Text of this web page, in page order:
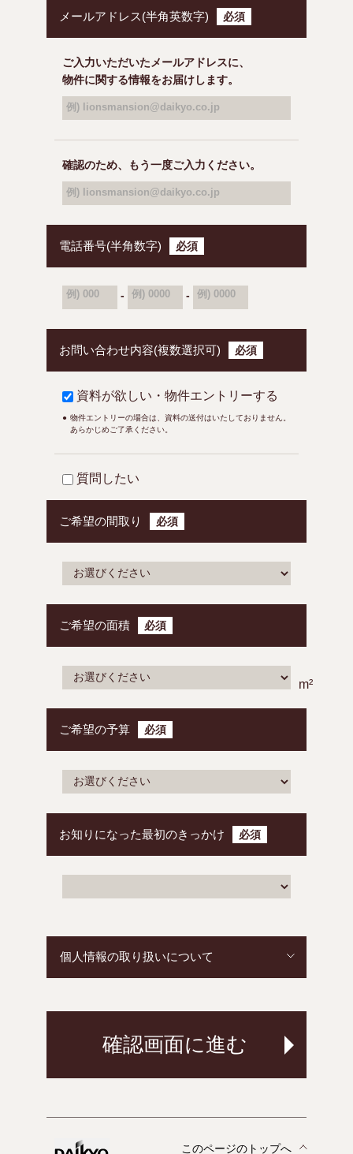
メールアドレス(半角英数字) 必須
ご入力いただいたメールアドレスに、
物件に関する情報をお届けします。
例) lionsmansion@daikyo.co.jp
確認のため、もう一度ご入力ください。
例) lionsmansion@daikyo.co.jp
電話番号(半角数字) 必須
例) 000 - 例) 0000 - 例) 0000
お問い合わせ内容(複数選択可) 必須
資料が欲しい・物件エントリーする
物件エントリーの場合は、資料の送付はいたしておりません。
あらかじめご了承ください。
質問したい
ご希望の間取り 必須
ご希望の面積 必須
m²
ご希望の予算 必須
お知りになった最初のきっかけ 必須
個人情報の取り扱いについて
このページのトップへ